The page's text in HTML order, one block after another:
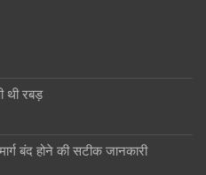
थी रबड़
बंद होने की सटीक जानकारी